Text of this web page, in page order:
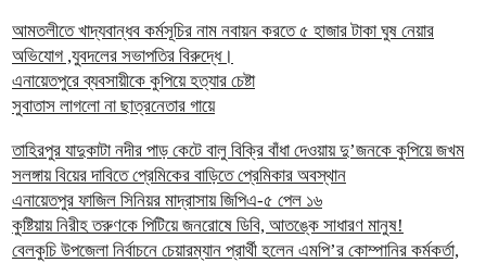
আমতলীতে খাদ্যবান্ধব কর্মসূচির নাম নবায়ন করতে ৫ হাজার টাকা ঘুষ নেয়ার
অভিযোগ ,যুবদলের সভাপতির বিরুদ্ধে।
এনায়েতপুরে ব্যবসায়ীকে কুপিয়ে হত্যার চেষ্টা
সুবাতাস লাগলো না ছাত্রনেতার গায়ে
তাহিরপুর যাদুকাটা নদীর পাড় কেটে বালু বিক্রি বাঁধা দেওয়ায় দু’জনকে কুপিয়ে জখম
সলঙ্গায় বিয়ের দাবিতে প্রেমিকের বাড়িতে প্রেমিকার অবস্থান
এনায়েতপুর ফাজিল সিনিয়র মাদ্রাসায় জিপিএ-৫ পেল ১৬
কুষ্টিয়ায় নিরীহ তরুণকে পিটিয়ে জনরোষে ডিবি, আতঙ্কে সাধারণ মানুষ!
বেলকুচি উপজেলা নির্বাচনে চেয়ারম্যান প্রার্থী হলেন এমপি’র কোম্পানির কর্মকর্তা,